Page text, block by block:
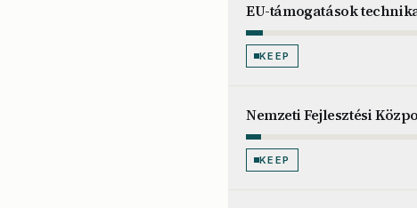
EU-támogatások
KEEP
Nemzeti Fejlesztési
KEEP